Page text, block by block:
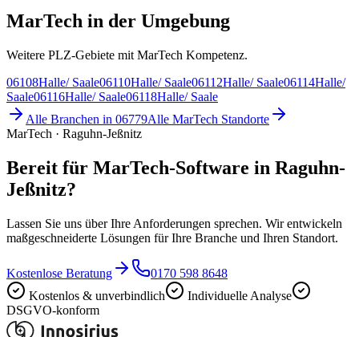
MarTech in der Umgebung
Weitere PLZ-Gebiete mit MarTech Kompetenz.
06108Halle/ Saale06110Halle/ Saale06112Halle/ Saale06114Halle/
Saale06116Halle/ Saale06118Halle/ Saale
Alle Branchen in 06779Alle MarTech Standorte
MarTech · Raguhn-Jeßnitz
Bereit für MarTech-Software in Raguhn-
Jeßnitz?
Lassen Sie uns über Ihre Anforderungen sprechen. Wir entwickeln
maßgeschneiderte Lösungen für Ihre Branche und Ihren Standort.
Kostenlose Beratung
0170 598 8648
Kostenlos & unverbindlich
Individuelle Analyse
DSGVO-konform